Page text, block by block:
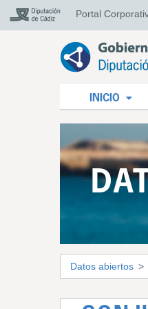
Portal
INICIO
Datos abiertos